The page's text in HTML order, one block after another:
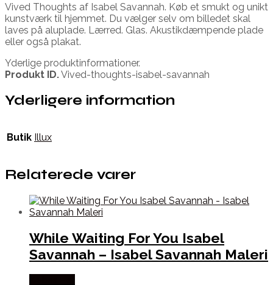
Vived Thoughts af Isabel Savannah. Køb et smukt og unikt
kunstværk til hjemmet. Du vælger selv om billedet skal
laves på aluplade. Lærred. Glas. Akustikdæmpende plade
eller også plakat.
Yderlige produktinformationer.
Produkt ID.Vived-thoughts-isabel-savannah
Yderligere information
Butik Illux
Relaterede varer
While Waiting For You Isabel
Savannah – Isabel Savannah Maleri